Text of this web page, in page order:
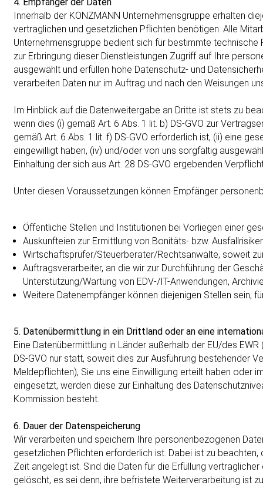
4. Empfänger der Daten
Innerhalb der KONZMANN Unternehmensgruppe erhalten
vertraglichen und gesetzlichen Pflichten benötigen. Alle
Unternehmensgruppe bedient sich für bestimmte
zur Erbringung dieser Dienstleistungen Zugriff auf Ihre
ausgewählt und erfüllen hohe Datenschutz- und
verarbeiten Daten nur im Auftrag und nach den Weisungen
Im Hinblick auf die Datenweitergabe an Dritte ist stets zu
wenn dies (i) gemäß Art. 6 Abs. 1 lit. b) DS-GVO zur
gemäß Art. 6 Abs. 1 lit. f) DS-GVO erforderlich ist, (ii) eine
eingewilligt haben, (iv) und/oder von uns sorgfältig
Einhaltung der sich aus Art. 28 DS-GVO ergebenden
Unter diesen Voraussetzungen können Empfänger
Öffentliche Stellen und Institutionen bei Vorliegen einer
Auskunfteien zur Ermittlung von Bonitäts- bzw.
Wirtschaftsprüfer/Steuerberater/Rechtsanwälte, soweit
Auftragsverarbeiter, an die wir zur Durchführung der
Unterstützung/Wartung von EDV-/IT-Anwendungen,
Weitere Datenempfänger können diejenigen Stellen sein,
5. Datenübermittlung in ein Drittland oder an eine
Eine Datenübermittlung in Länder außerhalb der EU/des
DS-GVO nur statt, soweit dies zur Ausführung bestehender
Meldepflichten), Sie uns eine Einwilligung erteilt haben oder
eingesetzt, werden diese zur Einhaltung des
Kommission besteht.
6. Dauer der Datenspeicherung
Wir verarbeiten und speichern Ihre personenbezogenen
gesetzlichen Pflichten erforderlich ist. Dabei ist zu
Zeit angelegt ist. Sind die Daten für die Erfüllung
gelöscht, es sei denn, ihre befristete Weiterverarbeitung ist